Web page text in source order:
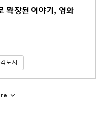
확장된 이야기, 영화
도시